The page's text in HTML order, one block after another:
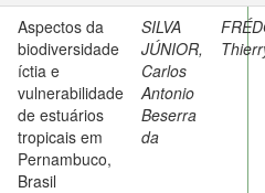
Aspectos da
biodiversidade
íctia e
vulnerabilidade
de estuários
tropicais em
Pernambuco,
Brasil
SILVA
JÚNIOR,
Carlos
Antonio
Beserra
da